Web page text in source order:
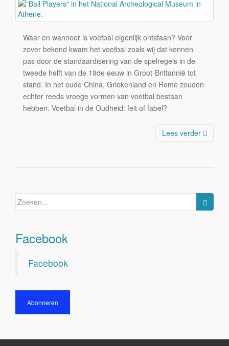
Waar en wanneer is voetbal eigenlijk ontstaan? Voor
zover bekend kwam het voetbal zoals wij dat kennen
pas door de standaardisering van de spelregels in de
tweede helft van de 19de eeuw in Groot-Brittannië tot
stand. In het oude China, Griekenland en Rome zouden
echter reeds vroege vormen van voetbal bestaan
hebben. Voetbal in de Oudheid: feit of fabel?
Lees verder
Zoeken
Facebook
Facebook
Abonneren